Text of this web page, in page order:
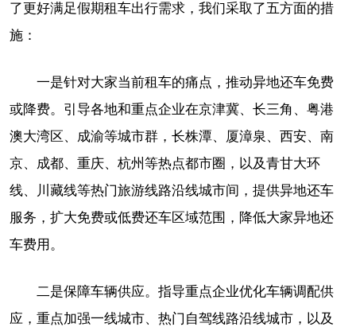
了更好满足假期租车出行需求，我们采取了五方面的措
施：
一是针对大家当前租车的痛点，推动异地还车免费
或降费。引导各地和重点企业在京津冀、长三角、粤港
澳大湾区、成渝等城市群，长株潭、厦漳泉、西安、南
京、成都、重庆、杭州等热点都市圈，以及青甘大环
线、川藏线等热门旅游线路沿线城市间，提供异地还车
服务，扩大免费或低费还车区域范围，降低大家异地还
车费用。
二是保障车辆供应。指导重点企业优化车辆调配供
应，重点加强一线城市、热门自驾线路沿线城市，以及